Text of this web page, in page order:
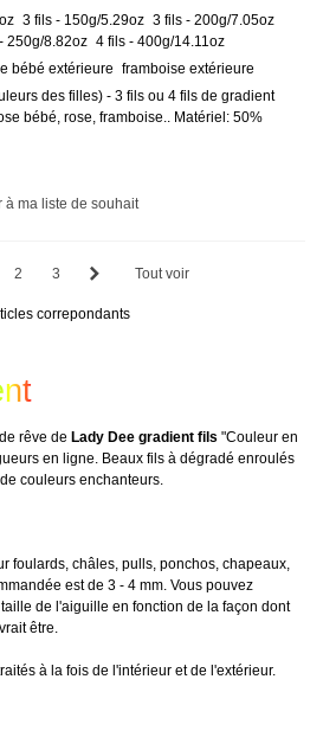
3 fils - 150g/5.29oz 3 fils - 200g/7.05oz
250g/8.82oz 4 fils - 400g/14.11oz
bébé extérieure framboise extérieure
des filles) - 3 fils ou 4 fils de gradient
bébé, rose, framboise.. Matériel: 50%
à ma liste de souhait
2 3 Tout voir
correpondants
rêve de Lady Dee gradient fils "Couleur en
en ligne. Beaux fils à dégradé enroulés
couleurs enchanteurs.
foulards, châles, pulls, ponchos, chapeaux,
est de 3 - 4 mm. Vous pouvez
de l'aiguille en fonction de la façon dont
être.
à la fois de l'intérieur et de l'extérieur.